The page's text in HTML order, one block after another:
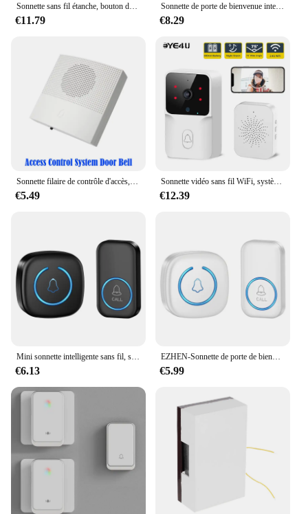
€11.79
Sonnette de porte de bienvenue intelligente sans fil avec batterie, alarme intelligente avec 38 chansons, prise UE et US en option, maison et bureau
€8.29
€5.49
Sonnette vidéo sans fil WiFi, système d'interphone bidirectionnel, sonnette de vision nocturne IR, sonnette de porte de sécurité à domicile intelligente, moniteur de caméra
€12.39
€6.13
EZHEN-Sonnette de porte de bienvenue sans fil intelligente, sonneries différentielles 60 chansons, sonnette muette, maison, bureau, appel, prise US, prise UE
€5.99